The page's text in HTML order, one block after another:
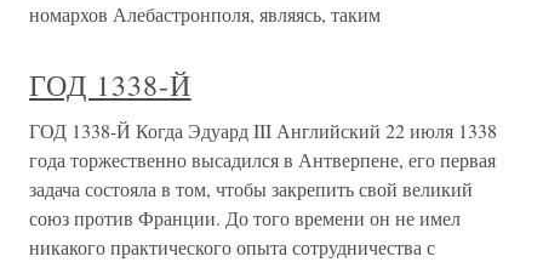
номархов Алебастронполя, являясь, таким
ГОД 1338-Й
ГОД 1338-Й Когда Эдуард III Английский 22 июля 1338
года торжественно высадился в Антверпене, его первая
задача состояла в том, чтобы закрепить свой великий
союз против Франции. До того времени он не имел
никакого практического опыта сотрудничества с